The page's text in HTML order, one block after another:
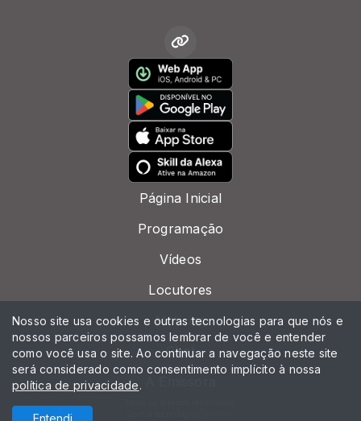
Página Inicial
Programação
Vídeos
Locutores
Notícias
Chat
Nosso site usa cookies e outras tecnologias para que nós e
nossos parceiros possamos lembrar de você e entender
como você usa o site. Ao continuar a navegação neste site
será considerado como consentimento implícito à nossa
política de privacidade.
Entendi